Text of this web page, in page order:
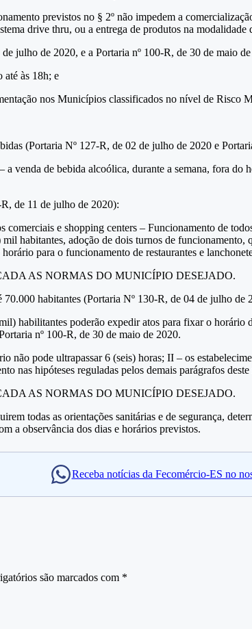
previstos no § 2º não impedem a
drive thru, ou a entrega de produtos na
julho de 2020, e a Portaria nº 100-R, de 30 de maio
às 18h; e
nos Municípios classificados no nível de Risco
(Portaria Nº 127-R, de 02 de julho de 2020 e
venda de bebida alcoólica, durante a semana, fora
de 11 de julho de 2020):
comerciais e shopping centers – Funcionamento de
habitantes, adoção de dois turnos de
para o funcionamento de restaurantes e
AS NORMAS DO MUNICÍPIO DESEJADO.
habitantes (Portaria Nº 130-R, de 04 de julho de
habilitantes poderão expedir atos para fixar o horário
nº 100-R, de 30 de maio de 2020.
não pode ultrapassar 6 (seis) horas; II – os
nas hipóteses reguladas pelos demais parágrafos
AS NORMAS DO MUNICÍPIO DESEJADO.
todas as orientações sanitárias e de segurança,
a observância dos dias e horários previstos.
Receba notícias da Fecomércio-ES no
são marcados com *